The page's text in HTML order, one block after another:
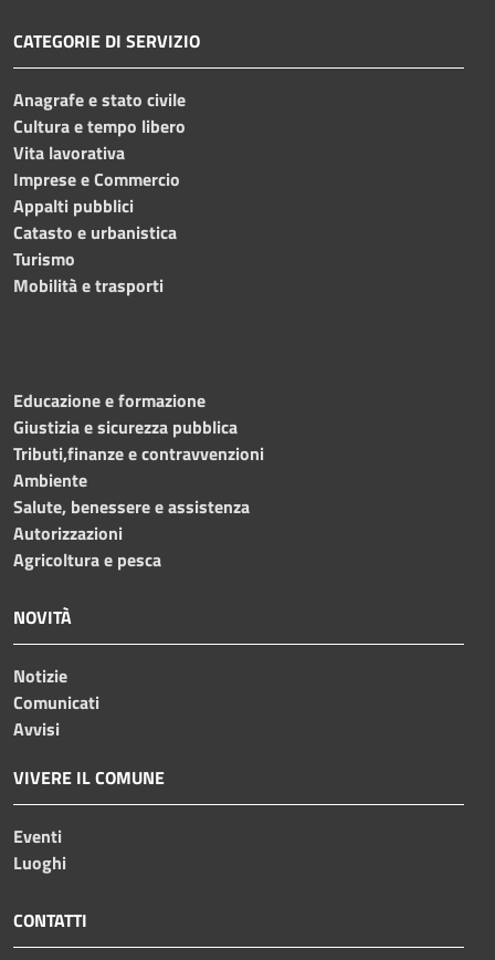
CATEGORIE DI SERVIZIO
Anagrafe e stato civile
Cultura e tempo libero
Vita lavorativa
Imprese e Commercio
Appalti pubblici
Catasto e urbanistica
Turismo
Mobilità e trasporti
Educazione e formazione
Giustizia e sicurezza pubblica
Tributi,finanze e contravvenzioni
Ambiente
Salute, benessere e assistenza
Autorizzazioni
Agricoltura e pesca
NOVITÀ
Notizie
Comunicati
Avvisi
VIVERE IL COMUNE
Eventi
Luoghi
CONTATTI